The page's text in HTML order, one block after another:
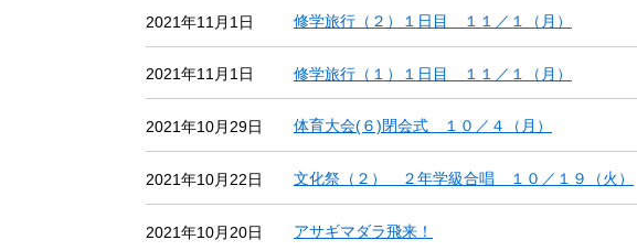
2021年11月1日 修学旅行（２）１日目 １１／１（月）
2021年11月1日 修学旅行（１）１日目 １１／１（月）
2021年10月29日 体育大会(６)閉会式 １０／４（月）
2021年10月22日 文化祭（２） ２年学級合唱 １０／１９（火）
2021年10月20日 アサギマダラ飛来！